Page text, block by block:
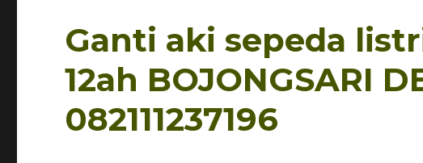
Ganti aki sepeda
12ah BOJONGSARI
082111237196